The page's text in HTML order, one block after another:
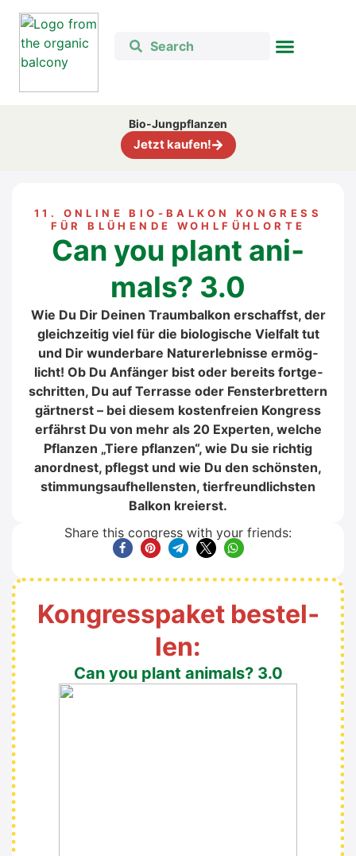
Bio-Jung­pflan­zen
Jetzt kau­fen!
11. ONLINE BIO-BAL­KON KON­GRESS
FÜR BLÜ­HEN­DE WOHL­FÜHLOR­TE
Can you plant ani­
mals? 3.0
Wie Du Dir Dei­nen Traum­bal­kon erschaffst, der
gleich­zei­tig viel für die bio­lo­gi­sche Viel­falt tut
und Dir wun­der­ba­re Natur­er­leb­nis­se ermög­
licht! Ob Du Anfän­ger bist oder bereits fort­ge­
schrit­ten, Du auf Ter­ras­se oder Fens­ter­bret­tern
gärt­nerst – bei die­sem kos­ten­frei­en Kon­gress
erfährst Du von mehr als 20 Exper­ten, wel­che
Pflan­zen „Tie­re pflan­zen“, wie Du sie rich­tig
anord­nest, pflegst und wie Du den schöns­ten,
stim­mungs­auf­hel­len­sten, tier­freund­lichs­ten
Bal­kon kre­ierst.
Share this con­gress with your fri­ends:
Kon­gress­pa­ket bestel­
len:
Can you plant ani­mals? 3.0